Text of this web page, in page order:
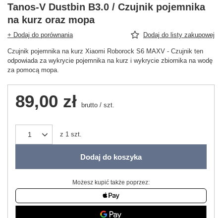
Tanos-V Dustbin B3.0 / Czujnik pojemnika
na kurz oraz mopa
+ Dodaj do porównania Dodaj do listy zakupowej
Czujnik pojemnika na kurz Xiaomi Roborock S6 MAXV - Czujnik ten
odpowiada za wykrycie pojemnika na kurz i wykrycie zbiornika na wodę
za pomocą mopa.
89,00 zł brutto / szt.
z 1 szt.
Dodaj do koszyka
Możesz kupić także poprzez: